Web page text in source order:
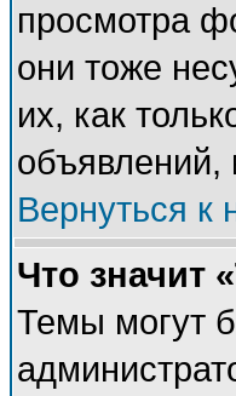
просмотра
они тоже
их, как
объявлений,
Вернуться к
Что значит
Темы могут